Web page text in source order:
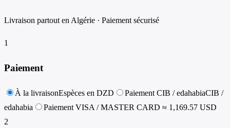
Livraison partout en Algérie · Paiement sécurisé
1
Paiement
À la livraisonEspèces en DZD Paiement CIB / edahabiaCIB /
edahabia
Paiement VISA / MASTER CARD ≈ 1,169.57 USD
2